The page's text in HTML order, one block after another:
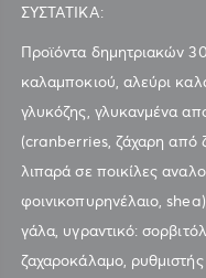
ΣΥΣΤΑΤΙΚΑ:
Προϊόντα δημητριακών
καλαμποκιού, αλεύρι
γλυκόζης, γλυκανμένα
(cranberries, ζάχαρη από
λιπαρά σε ποικίλες
φοινικοπυρηνέλαιο,
γάλα, υγραντικό:
ζαχαροκάλαμο,